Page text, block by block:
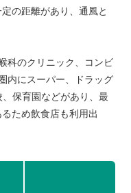
の距離があり、通風と
科のクリニック、コンビ
内にスーパー、ドラッグ
保育園などがあり、最
ため飲食店も利用出